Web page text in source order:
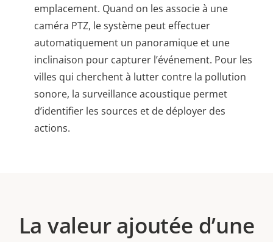
emplacement. Quand on les associe à une
caméra PTZ, le système peut effectuer
automatiquement un panoramique et une
inclinaison pour capturer l’événement. Pour les
villes qui cherchent à lutter contre la pollution
sonore, la surveillance acoustique permet
d’identifier les sources et de déployer des
actions.
La valeur ajoutée d’une